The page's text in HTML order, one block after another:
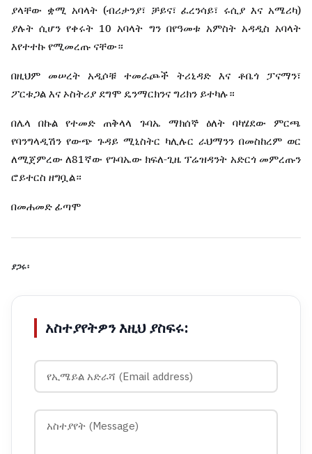
ያላቸው ቋሚ አባላት(ብሪታንያ፣ ቻይና፣ ፈረንሳይ፣ ሩሲያ እና አሜሪካ)
ያሉት ሲሆን የቀሩት 10አባላት ግን በየዓመቱ አምስት አዳዲስ አባላት
እየተተኩ የሚመረጡ ናቸው።
በዚህም መሠረት አዲሶቹ ተመራጮች ትሪኒዳድ እና ቶቤጎ
ፓናማን፣
ፖርቱጋል እና ኦስትሪያ ደግሞ ዴንማርክንና ግሪክን ይተካሉ።
በሌላ በኩል የተመድ ጠቅላላ ጉባኤ ማክሰኞ ዕለት ባካሄደው
ምርጫ
የባንግላዲሽን የውጭ ጉዳይ ሚኒስትር ካሊሉር ራህማንን በመስከረም ወር
ለሚጀምረው ለ81ኛው የጉባኤው ክፍለ-ጊዜ ፕሬዝዳንት አድርጎ መምረጡን
ሮይተርስ ዘግቧል።
በመሐመድ ፊጣሞ
ያጋሩ፡
አስተያየትዎን እዚህ ያስፍሩ: